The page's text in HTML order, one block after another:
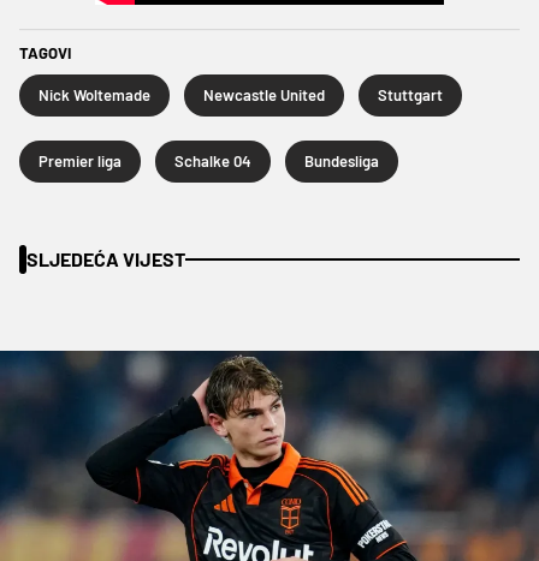
TAGOVI
Nick Woltemade Newcastle United Stuttgart
Premier liga Schalke 04 Bundesliga
SLJEDEĆA VIJEST